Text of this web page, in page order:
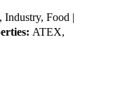
Food |
ATEX,